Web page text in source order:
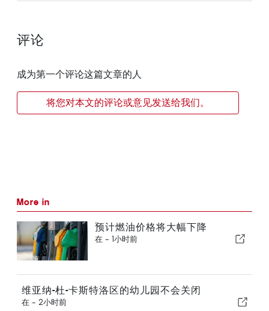
评论
成为第一个评论这篇文章的人
将您对本文的评论或意见发送给我们。
More in
预计燃油价格将大幅下降
在 - 1小时前
维亚纳-杜-卡斯特洛区的幼儿园不会关闭
在 - 2小时前